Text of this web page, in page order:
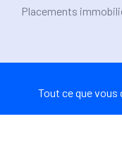
Placements
Tout ce que vous